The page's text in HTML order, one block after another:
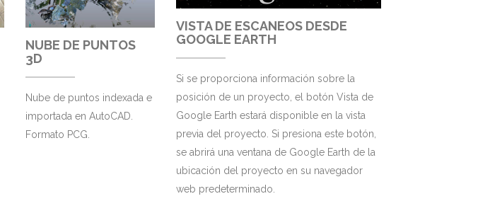
NUBE DE PUNTOS
3D
Nube de puntos indexada e
importada en AutoCAD.
Formato PCG.
VISTA DE ESCANEOS DESDE
GOOGLE EARTH
Si se proporciona información sobre la
posición de un proyecto, el botón Vista de
Google Earth estará disponible en la vista
previa del proyecto. Si presiona este botón,
se abrirá una ventana de Google Earth de la
ubicación del proyecto en su navegador
web predeterminado.